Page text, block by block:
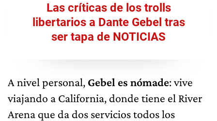
Las críticas de los trolls
libertarios a Dante Gebel tras
ser tapa de NOTICIAS
A nivel personal, Gebel es nómade: vive
viajando a California, donde tiene el River
Arena que da dos servicios todos los